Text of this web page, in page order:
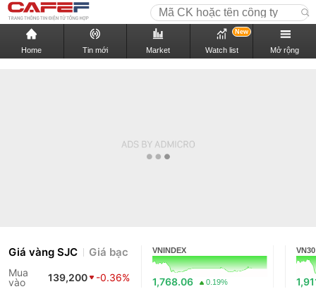
Home Tin mới Market Watch list
New
Mở rộng
Giá vàng SJC Giá bạc
Mua
vào
139,200
-0.36%
VNINDEX
1,768.06 0.19%
VN30